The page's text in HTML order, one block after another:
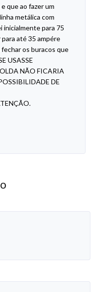
que ao fazer um
metálica com
inicialmente para 75
até 35 ampére
os buracos que
USASSE
NÃO FICARIA
DE